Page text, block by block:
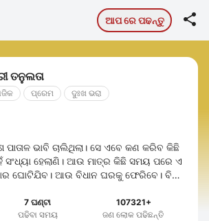
ଆପ ରେ ପଢନ୍ତୁ 
ତନୁଲତା
ପ୍ରେମ ଦୁଃଖ ଭରା
ଭାବି ଚାଲିଥିଲା। ସେ ଏବେ କଣ କରିବ କିଛି
ସଂଧ୍ୟା ହେଲାଣି। ଆଉ ମାତ୍ର କିଛି ସମୟ ପରେ ଏ
ଘୋଟିଯିବ। ଆଉ ବିଧାନ ଘରକୁ ଫେରିବେ। ବିଧାନ
7 ଘଣ୍ଟା
ପଢିବା ସମୟ
107321+
ଜଣ ଲୋକ ପଢିଛନ୍ତି